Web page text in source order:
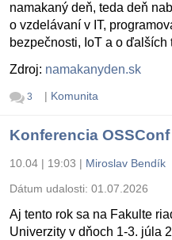
namakaný deň, teda deň
o vzdelávaní v IT,
bezpečnosti, IoT a o ďalších
Zdroj: namakanyden.sk
3 | Komunita
Konferencia OSSConf
10.04 | 19:03 | Miroslav Bendík
Dátum udalosti: 01.07.2026
Aj tento rok sa na Fakulte
Univerzity v dňoch 1-3. júla